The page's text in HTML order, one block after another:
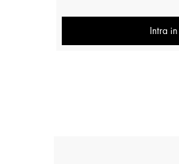
Intra